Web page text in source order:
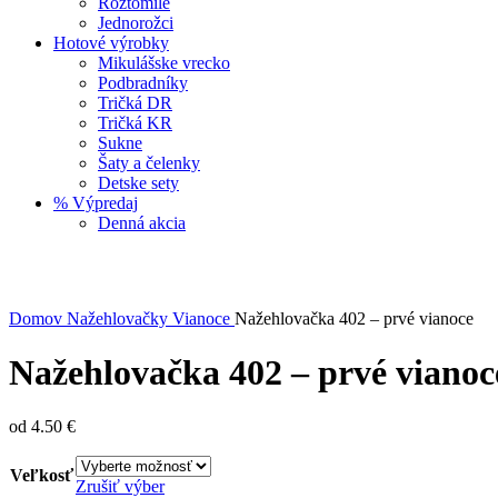
Jednorožci
Hotové výrobky
Mikulášske vrecko
Podbradníky
Tričká DR
Tričká KR
Sukne
Šaty a čelenky
Detske sety
% Výpredaj
Denná akcia
Domov Nažehlovačky Vianoce Nažehlovačka 402 – prvé vianoce
Nažehlovačka 402 – prvé
od 4.50 €
Veľkosť
Zrušiť výber